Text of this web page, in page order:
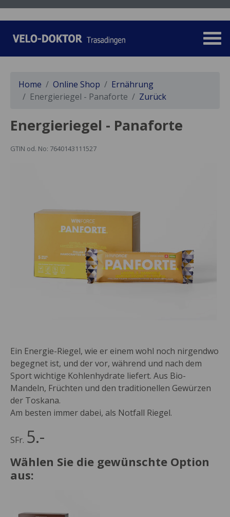
Home Online Shop
Ernährung
Energieriegel - Panaforte
Zurück
Energieriegel - Panaforte
GTIN od. No: 7640143111527
Ein Energie-Riegel, wie er einem wohl noch nirgendwo
begegnet ist, und der vor, während und nach dem
Sport wichtige Kohlenhydrate liefert. Aus Bio-
Mandeln, Früchten und den traditionellen Gewürzen
der Toskana.
Am besten immer dabei, als Notfall Riegel.
SFr. 5.-
Wählen Sie die gewünschte Option
aus: